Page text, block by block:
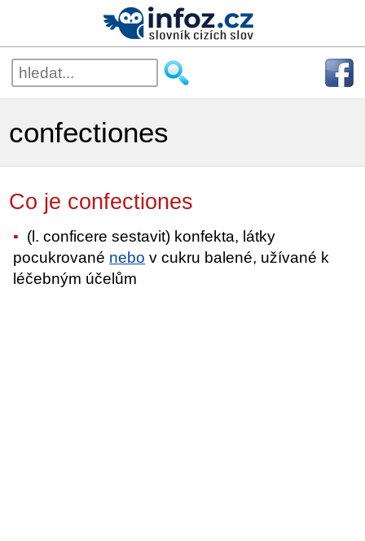
confectiones
Co je confectiones
(l. conficere sestavit) konfekta, látky
pocukrované nebo v cukru balené, užívané k
léčebným účelům